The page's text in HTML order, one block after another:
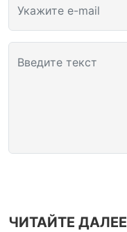
Укажите e-mail
Введите текст
ЧИТАЙТЕ ДАЛЕЕ